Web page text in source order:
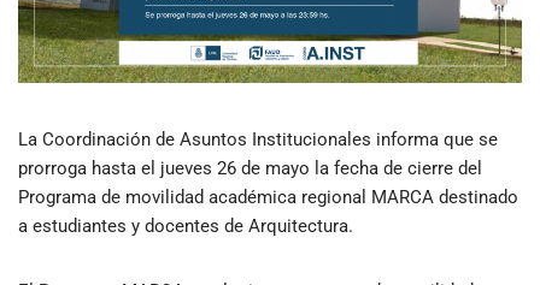
La Coordinación de Asuntos Institucionales informa que se
prorroga hasta el jueves 26 de mayo la fecha de cierre del
Programa de movilidad académica regional MARCA destinado
a estudiantes y docentes de Arquitectura.